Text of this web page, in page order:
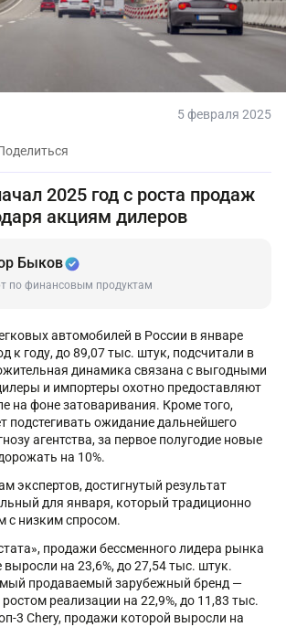
5 февраля 2025
2025 год с роста продаж
акциям дилеров
Быков
по финансовым продуктам
автомобилей в России в январе
к году, до 89,07 тыс. штук, подсчитали в
динамика связана с выгодными
и импортеры охотно предоставляют
на фоне затоваривания. Кроме того,
подстегивать ожидание дальнейшего
агентства, за первое полугодие новые
на 10%.
экспертов, достигнутый результат
для января, который традиционно
с низким спросом.
продажи бессменного лидера рынка
на 23,6%, до 27,54 тыс. штук.
продаваемый зарубежный бренд —
реализации на 22,9%, до 11,83 тыс.
3 Chery, продажи которой выросли на